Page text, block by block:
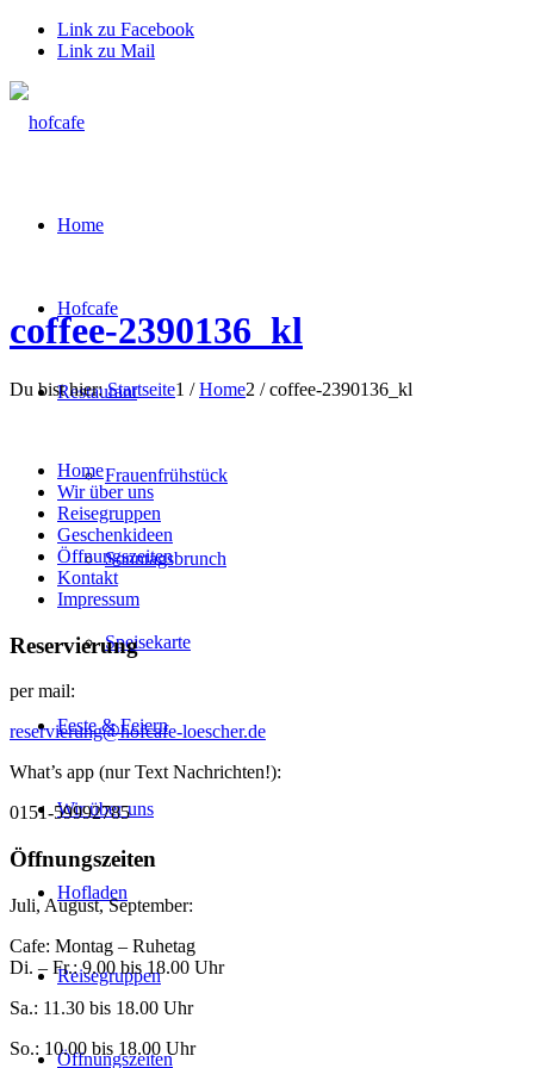
Link zu Facebook
Link zu Mail
Home
Hofcafe
Restaurant
Frauenfrühstück
Sonntagsbrunch
Speisekarte
Feste & Feiern
Wir über uns
Hofladen
Reisegruppen
Öffnungszeiten
coffee-2390136_kl
Du bist hier: Startseite1 / Home2 / coffee-2390136_kl
Home
Wir über uns
Reisegruppen
Geschenkideen
Öffnungszeiten
Kontakt
Impressum
Reservierung
per mail:
reservierung@hofcafe-loescher.de
What’s app (nur Text Nachrichten!):
0151-59992785
Öffnungszeiten
Juli, August, September:
Cafe: Montag – Ruhetag
Di. – Fr.: 9.00 bis 18.00 Uhr
Sa.: 11.30 bis 18.00 Uhr
So.: 10.00 bis 18.00 Uhr